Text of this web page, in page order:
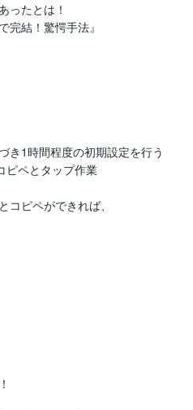
ったとは！
完結！驚愕手法』
1時間程度の初期設定を行う
ペとタップ作業
コピペができれば、